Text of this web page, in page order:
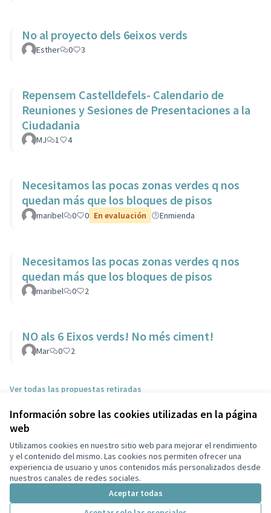
Información sobre las cookies utilizadas en la página
web
Utilizamos cookies en nuestro sitio web para mejorar el rendimiento
y el contenido del mismo. Las cookies nos permiten ofrecer una
experiencia de usuario y unos contenidos más personalizados desde
nuestros canales de redes sociales.
Aceptar todas
No al proyecto dels 6eixos verds
Esther 0 3
Repensem Castelldefels- Calendario de
Reuniones y Sesiones de Presentaciones a la
Ciudadania
MJ 1 4
Necesitamos las pocas zonas verdes q nos
quedan más que los bloques de pisos
maribel 0 0 En evaluación Enmienda
Necesitamos las pocas zonas verdes q nos
quedan más que los bloques de pisos
maribel 0 2
NO als 6 Eixos verds! No més ciment!
Mar 0 2
Ver todas las propuestas retiradas
Términos y condiciones de uso
Configuración de cookies
Ayuntamiento de Castelldefels en X
(Enlace externo)
Ayuntamiento de Castelldefels en Facebook
(Enlace externo)
Ayuntamiento de Castelldefels en Instagram
(Enlace externo)
Ayuntamiento de Castelldefels en YouTube
(Enlace externo)
Castellano
Triar la llenguaElegir el idioma